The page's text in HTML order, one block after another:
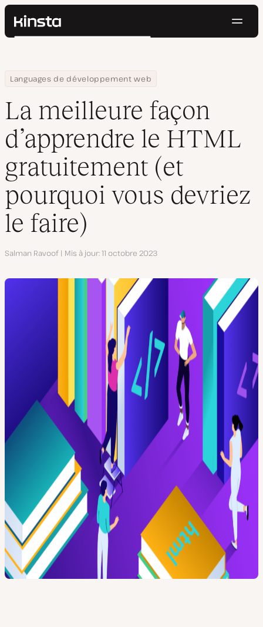
Kinsta®
Prix
Contact
Rechercher
Home
Centre de ressources
Blog
Languages de développement web
La meilleure façon d’apprendre le HTML gratuitement (et
La meilleure façon
d’apprendre le HTML
gratuitement (et
pourquoi vous devriez
le faire)
Auteur
Salman Ravoof Mis à jour 11 octobre 2023